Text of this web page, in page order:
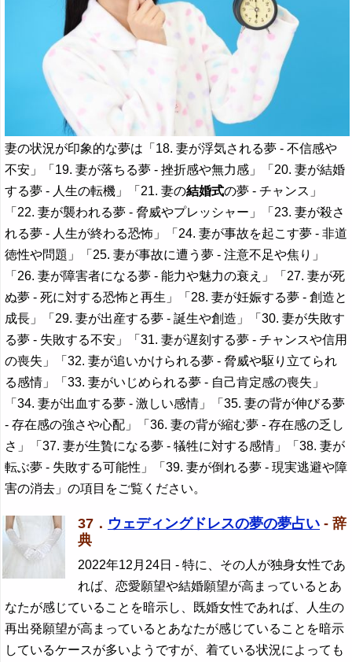
妻の状況が印象的な夢は「18. 妻が浮気される夢 - 不信感や
不安」「19. 妻が落ちる夢 - 挫折感や無力感」「20. 妻が結婚
する夢 - 人生の転機」「21. 妻の結婚式の夢 - チャンス」
「22. 妻が襲われる夢 - 脅威やプレッシャー」「23. 妻が殺さ
れる夢 - 人生が終わる恐怖」「24. 妻が事故を起こす夢 - 非道
徳性や問題」「25. 妻が事故に遭う夢 - 注意不足や焦り」
「26. 妻が障害者になる夢 - 能力や魅力の衰え」「27. 妻が死
ぬ夢 - 死に対する恐怖と再生」「28. 妻が妊娠する夢 - 創造と
成長」「29. 妻が出産する夢 - 誕生や創造」「30. 妻が失敗す
る夢 - 失敗する不安」「31. 妻が遅刻する夢 - チャンスや信用
の喪失」「32. 妻が追いかけられる夢 - 脅威や駆り立てられ
る感情」「33. 妻がいじめられる夢 - 自己肯定感の喪失」
「34. 妻が出血する夢 - 激しい感情」「35. 妻の背が伸びる夢
- 存在感の強さや心配」「36. 妻の背が縮む夢 - 存在感の乏し
さ」「37. 妻が生贄になる夢 - 犠牲に対する感情」「38. 妻が
転ぶ夢 - 失敗する可能性」「39. 妻が倒れる夢 - 現実逃避や障
害の消去」の項目をご覧ください。
37． ウェディングドレスの夢の夢占い - 辞
典
2022年12月24日 - 特に、その人が独身女性であ
れば、恋愛願望や結婚願望が高まっているとあ
なたが感じていることを暗示し、既婚女性であれば、人生の
再出発願望が高まっているとあなたが感じていることを暗示
しているケースが多いようですが、着ている状況によっても